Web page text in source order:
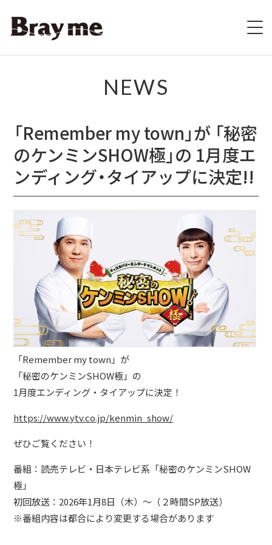
BIOGRAPHY
VIDEO
DISCOGRAPHY
STORE
BLOG
たにき
アンリ
SAKKO
NEWS
「Remember my town」が 「秘密
のケンミンSHOW極」の 1月度エ
ンディング・タイアップに決定!!
「Remember my town」が
「秘密のケンミンSHOW極」の
1月度エンディング・タイアップに決定！
https://www.ytv.co.jp/kenmin_show/
ぜひご覧ください！
番組：読売テレビ・日本テレビ系「秘密のケンミンSHOW
極」
初回放送：2026年1月8日（木）～（２時間SP放送）
※番組内容は都合により変更する場合があります